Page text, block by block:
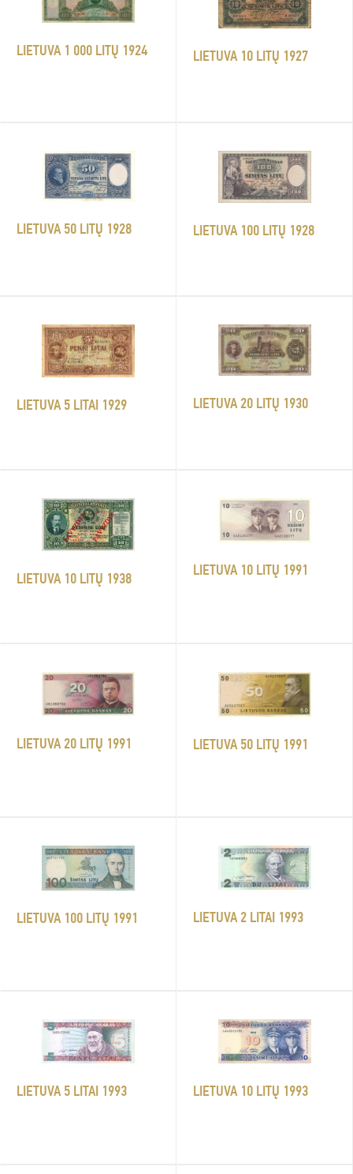
LIETUVA 1 000 LITŲ 1924 LIETUVA 10 LITŲ 1927
LIETUVA 50 LITŲ 1928 LIETUVA 100 LITŲ 1928
LIETUVA 5 LITAI 1929 LIETUVA 20 LITŲ 1930
LIETUVA 10 LITŲ 1938
LIETUVA 10 LITŲ 1991
LIETUVA 20 LITŲ 1991 LIETUVA 50 LITŲ 1991
LIETUVA 100 LITŲ 1991 LIETUVA 2 LITAI 1993
LIETUVA 5 LITAI 1993 LIETUVA 10 LITŲ 1993